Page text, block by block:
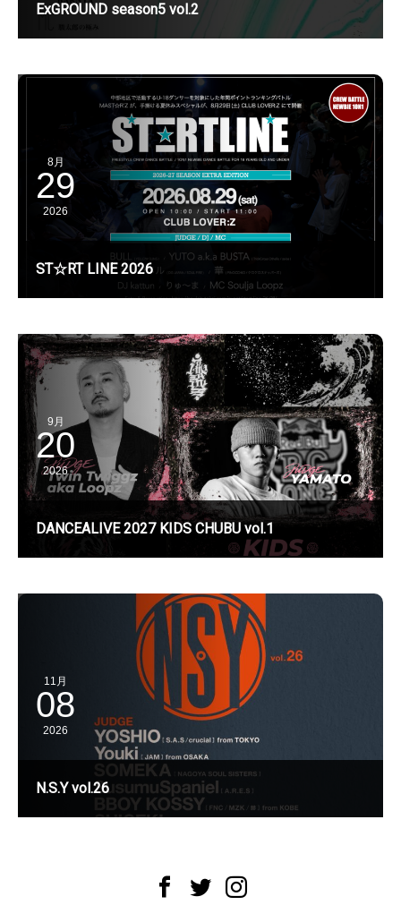
ExGROUND season5 vol.2
ST☆RT LINE 2026
8月
29
2026
DANCEALIVE 2027 KIDS CHUBU vol.1
9月
20
2026
N.S.Y vol.26
11月
08
2026